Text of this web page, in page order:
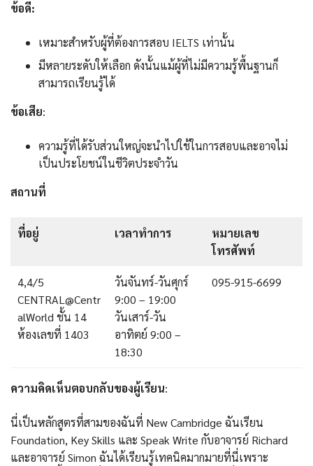
ข้อดี:
เหมาะสำหรับผู้ที่ต้องการสอบ IELTS เท่านั้น
มีหลายระดับให้เลือก ดังนั้นแม้ผู้ที่ไม่มีความรู้พื้นฐานก็
สามารถเรียนรู้ได้
ข้อเสีย:
ความรู้ที่ได้รับส่วนใหญ่จะนำไปใช้ในการสอบและอาจไม่
เป็นประโยชน์ในชีวิตประจำวัน
สถานที่
ที่อยู่ เวลาทำการ
หมายเลข
โทรศัพท์
4,4/5
CENTRAL@Centr
alWorld ชั้น 14
ห้องเลขที่ 1403
วันจันทร์-วันศุกร์
9:00 – 19:00
วันเสาร์-วัน
อาทิตย์ 9:00 –
18:30
095-915-6699
ความคิดเห็นตอบกลับของผู้เรียน:
นี่เป็นหลักสูตรที่สามของฉันที่ New Cambridge ฉันเรียน
Foundation, Key Skills และ Speak Write กับอาจารย์ Richard
และอาจารย์ Simon ฉันได้เรียนรู้เทคนิคมากมายที่นี่เพราะ